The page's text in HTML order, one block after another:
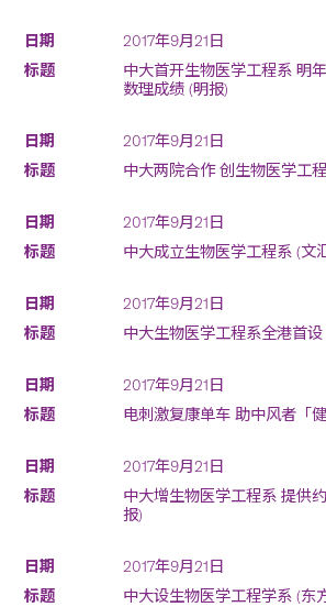
2017年9月21日
中大首开生物医学工程系 明
数理成绩 (明报)
2017年9月21日
中大两院合作 创生物医学工
2017年9月21日
中大成立生物医学工程系 (文
2017年9月21日
中大生物医学工程系全港首设
2017年9月21日
电刺激复康单车 助中风者「
2017年9月21日
中大增生物医学工程系 提供
报)
2017年9月21日
中大设生物医学工程学系 (东